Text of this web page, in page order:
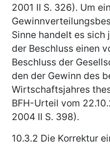
2001 II S. 326). Um
Sinne handelt es sich
der Beschluss einen
Beschluss der
den der Gewinn des
Wirtschaftsjahres
BFH-Urteil vom
2004 II S. 398).
10.3.2 Die Korrektur